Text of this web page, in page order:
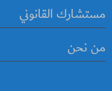
مستشارك القانوني
من نحن